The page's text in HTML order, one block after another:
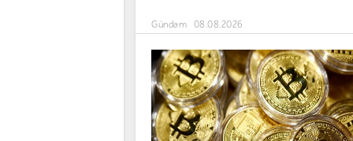
Gündəm 08.08.2026